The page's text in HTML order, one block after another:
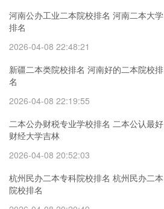
河南公办工业二本院校排名 河南二本大学
排名
2026-04-08 22:48:21
新疆二本类院校排名 河南好的二本院校排
名
2026-04-08 22:19:55
二本公办财税专业学校排名 二本公认最好
财经大学吉林
2026-04-08 20:52:03
杭州民办二本专科院校排名 杭州民办二本
院校排名